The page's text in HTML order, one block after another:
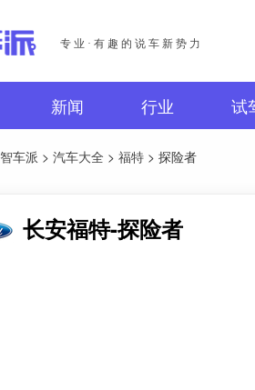
专业·有趣的说车新势力
新闻 行业 试
智车派 > 汽车大全 > 福特 > 探险者
长安福特-探险者